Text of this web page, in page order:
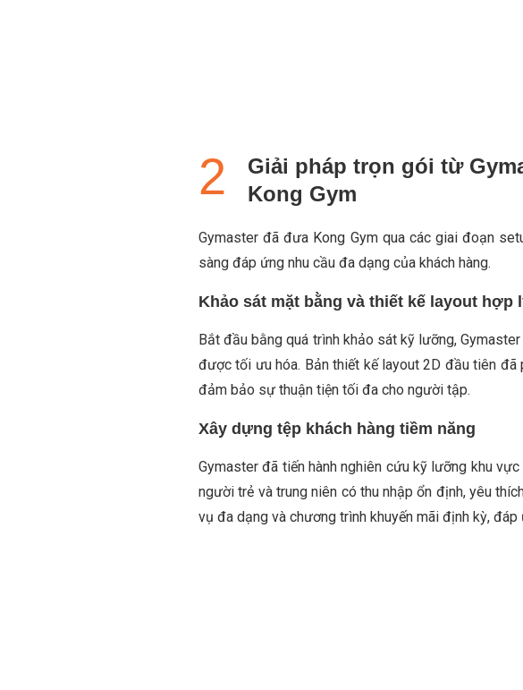
Giải pháp trọn gói từ
Kong Gym
Gymaster đã đưa Kong Gym qua các giai đoạn
sàng đáp ứng nhu cầu đa dạng của khách hàng.
Khảo sát mặt bằng và thiết kế layout hợp
Bắt đầu bằng quá trình khảo sát kỹ lưỡng,
được tối ưu hóa. Bản thiết kế layout 2D đầu tiên đã
đảm bảo sự thuận tiện tối đa cho người tập.
Xây dựng tệp khách hàng tiềm năng
Gymaster đã tiến hành nghiên cứu kỹ lưỡng khu
người trẻ và trung niên có thu nhập ổn định, yêu
vụ đa dạng và chương trình khuyến mãi định kỳ,